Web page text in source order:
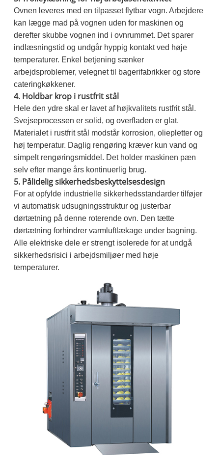
Ovnen leveres med en tilpasset flytbar vogn. Arbejdere
kan lægge mad på vognen uden for maskinen og
derefter skubbe vognen ind i ovnrummet. Det sparer
indlæsningstid og undgår hyppig kontakt ved høje
temperaturer. Enkel betjening sænker
arbejdsproblemer, velegnet til bagerifabrikker og store
cateringkøkkener.
4. Holdbar krop i rustfrit stål
Hele den ydre skal er lavet af højkvalitets rustfrit stål.
Svejseprocessen er solid, og overfladen er glat.
Materialet i rustfrit stål modstår korrosion, oliepletter og
høj temperatur. Daglig rengøring kræver kun vand og
simpelt rengøringsmiddel. Det holder maskinen pæn
selv efter mange års kontinuerlig brug.
5. Pålidelig sikkerhedsbeskyttelsesdesign
For at opfylde industrielle sikkerhedsstandarder tilføjer
vi automatisk udsugningsstruktur og justerbar
dørtætning på denne roterende ovn. Den tætte
dørtætning forhindrer varmluftlækage under bagning.
Alle elektriske dele er strengt isolerede for at undgå
sikkerhedsrisici i arbejdsmiljøer med høje
temperaturer.